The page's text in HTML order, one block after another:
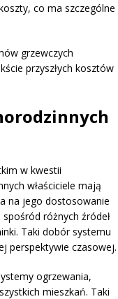
co ma szczególne
grzewczych
przyszłych kosztów
w kwestii
właściciele mają
na jego dostosowanie
różnych źródeł
Taki dobór systemu
perspektywie czasowej.
ogrzewania,
mieszkań. Taki